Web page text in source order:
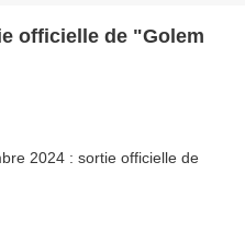
officielle de "Golem